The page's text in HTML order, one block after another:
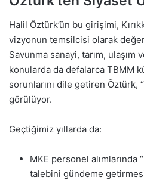
Halil Öztürk’ün bu girişimi,
vizyonun temsilcisi olarak
Savunma sanayi, tarım, ulaşım
konularda da defalarca TBMM
sorunlarını dile getiren Öztürk,
görülüyor.
Geçtiğimiz yıllarda da:
MKE personel alımlarında
talebini gündeme